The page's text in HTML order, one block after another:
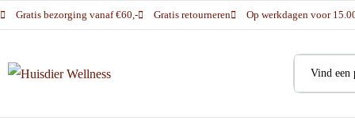
Gratis bezorging vanaf €60,- Gratis retourneren Op werkdagen voor